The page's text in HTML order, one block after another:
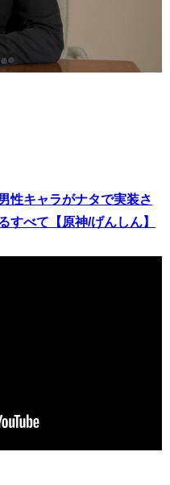
性キャラがナタで実装さ
すべて【原神/げんしん】